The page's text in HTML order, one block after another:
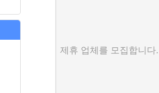
제휴 업체를 모집합니다.